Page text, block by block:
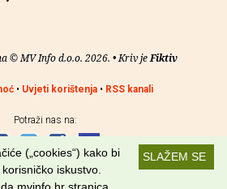
© MV Info d.o.o. 2026. • Kriv jeFiktiv
• Uvjeti korištenja• RSS kanali
Potraži nas na:
SLAŽEM SE
(„cookies“) kako bi
iskustvo.